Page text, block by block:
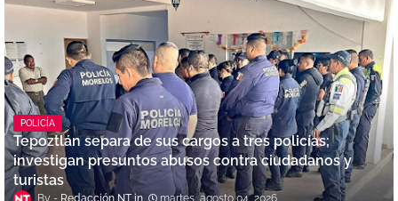
POLICÍA
Tepoztlán separa de sus cargos a tres policías;
investigan presuntos abusos contra ciudadanos y
turistas
Redacción NT martes, agosto 04, 2026